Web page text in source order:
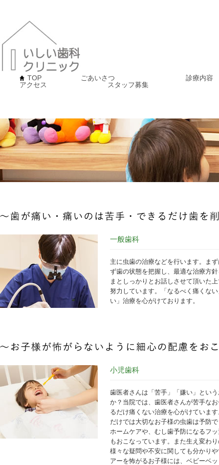
TOP ごあいさつ
診療内容
アクセス
スタッフ募集
一般歯科
主に虫歯の治療などを行います。ま
ず歯の状態を把握し、最適な治療方
まとしっかりとお話しさせて頂いた
努力しています。「なるべく痛くな
い」治療を心がけております。
小児歯科
歯医者さんは「苦手」「嫌い」とい
か？当院では、歯医者さんが苦手な
るだけ痛くない治療を心がけていま
だけでは大切なお子様の虫歯は予防
ホームケアや、むし歯予防になるフ
もおこなっています。また生え変わ
様々な疑問や不安に関しても分かり
アーを怖がるお子様には、ベビーベ